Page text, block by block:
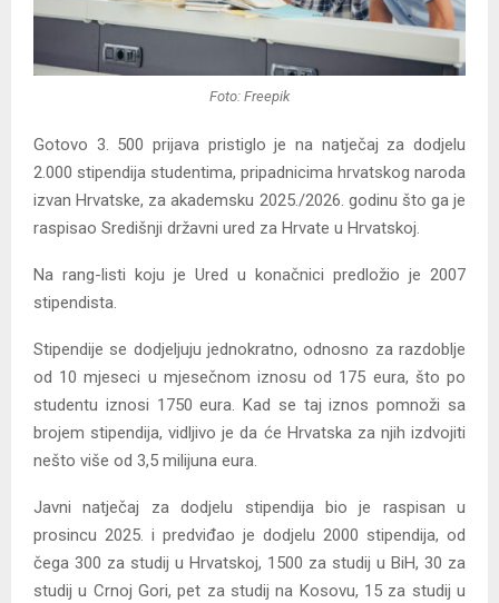
Foto: Freepik
Gotovo 3. 500 prijava pristiglo je na natječaj za dodjelu
2.000 stipendija studentima, pripadnicima hrvatskog naroda
izvan Hrvatske, za akademsku 2025./2026. godinu što ga je
raspisao Središnji državni ured za Hrvate u Hrvatskoj.
Na rang-listi koju je Ured u konačnici predložio je 2007
stipendista.
Stipendije se dodjeljuju jednokratno, odnosno za razdoblje
od 10 mjeseci u mjesečnom iznosu od 175 eura, što po
studentu iznosi 1750 eura. Kad se taj iznos pomnoži sa
brojem stipendija, vidljivo je da će Hrvatska za njih izdvojiti
nešto više od 3,5 milijuna eura.
Javni natječaj za dodjelu stipendija bio je raspisan u
prosincu 2025. i predviđao je dodjelu 2000 stipendija, od
čega 300 za studij u Hrvatskoj, 1500 za studij u BiH, 30 za
studij u Crnoj Gori, pet za studij na Kosovu, 15 za studij u